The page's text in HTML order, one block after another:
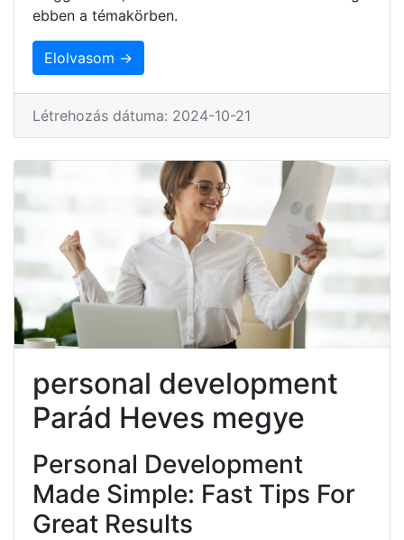
ebben a témakörben.
Elolvasom →
Létrehozás dátuma: 2024-10-21
personal development
Parád Heves megye
Personal Development
Made Simple: Fast Tips For
Great Results